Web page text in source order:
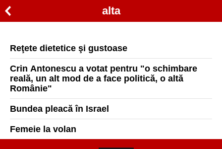
alta
Reţete dietetice şi gustoase
Crin Antonescu a votat pentru "o schimbare
reală, un alt mod de a face politică, o altă
Românie"
Bundea pleacă în Israel
Femeie la volan